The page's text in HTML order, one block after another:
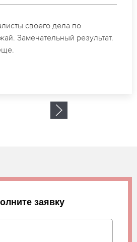
Заказывала маникюр на день
За 1.5 часа все было
заявку